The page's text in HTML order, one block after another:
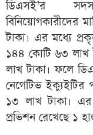
ডিএসই’র
বিনিয়োগকারীদের
টাকা। এর মধ্যে
১৪৪ কোটি ৬৩ লাখ
লাখ টাকা। ফলে
নেগেটিভ ইক্যুইটির
১৩ লাখ টাকা।
প্রভিশন রেখেছে ১